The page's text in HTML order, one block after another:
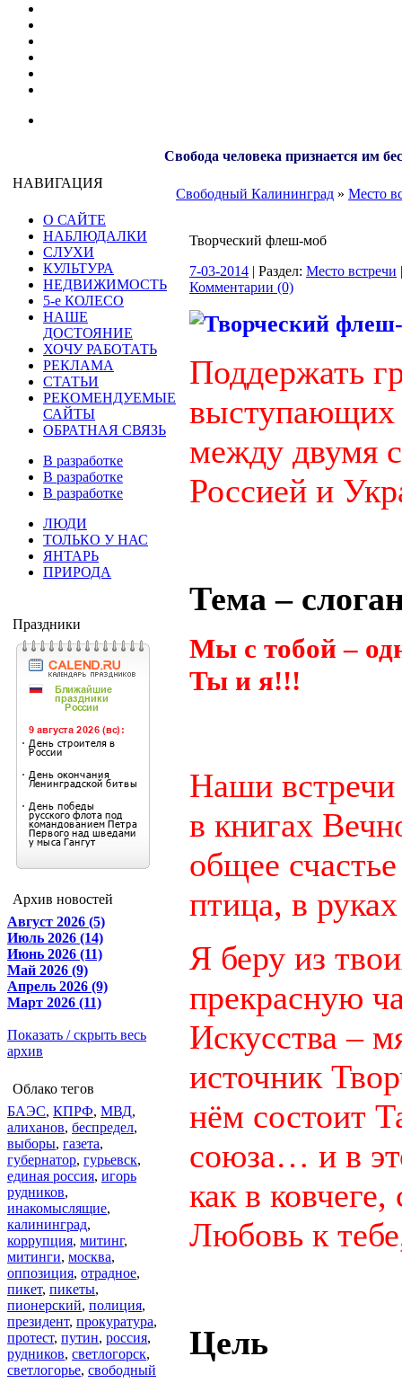
Свобода человека признается им
НАВИГАЦИЯ
О САЙТЕ
НАБЛЮДАЛКИ
СЛУХИ
КУЛЬТУРА
НЕДВИЖИМОСТЬ
5-е КОЛЕСО
НАШЕ
ДОСТОЯНИЕ
ХОЧУ РАБОТАТЬ
РЕКЛАМА
СТАТЬИ
РЕКОМЕНДУЕМЫЕ
САЙТЫ
ОБРАТНАЯ СВЯЗЬ
В разработке
В разработке
В разработке
ЛЮДИ
ТОЛЬКО У НАС
ЯНТАРЬ
ПРИРОДА
Праздники
Архив новостей
Август 2026 (5)
Июль 2026 (14)
Июнь 2026 (11)
Май 2026 (9)
Апрель 2026 (9)
Март 2026 (11)
Показать / скрыть весь
архив
Облако тегов
БАЭС, КПРФ, МВД,
алиханов, беспредел,
выборы, газета,
губернатор, гурьевск,
единая россия, игорь
рудников,
инакомыслящие,
калининград,
коррупция, митинг,
митинги, москва,
оппозиция, отрадное,
пикет, пикеты,
пионерский, полиция,
президент, прокуратура,
протест, путин, россия,
рудников, светлогорск,
светлогорье, свободный
Свободный Калининград » Место
Творческий флеш-моб
7-03-2014 | Раздел: Место встречи
Комментарии (0)
Поддержать
выступающих
между двумя
Россией и
Тема –
Мы с тобой –
Ты и я!!!
Наши встречи
в книгах
общее
птица, в
Я беру из
прекрасную
Искусства –
источник
нём состоит
союза… и в
как в
Любовь к
Цель